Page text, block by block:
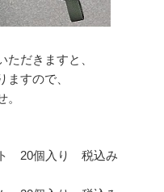
ただきますと、
すので、
20個入り 税込み